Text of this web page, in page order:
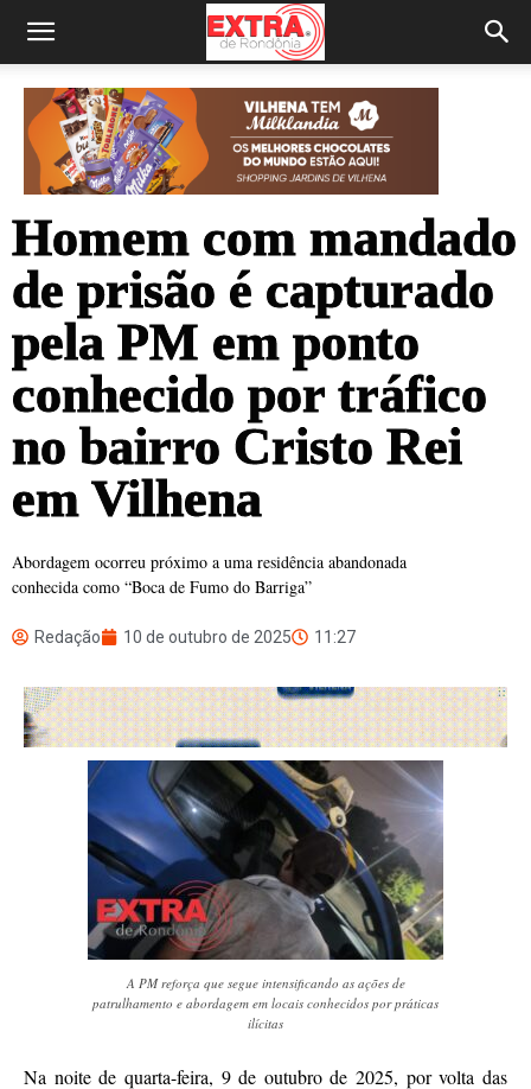
Homem com mandado
de prisão é capturado
pela PM em ponto
conhecido por tráfico
no bairro Cristo Rei
em Vilhena
Abordagem ocorreu próximo a uma residência abandonada
conhecida como “Boca de Fumo do Barriga”
Redação 10 de outubro de 2025 11:27
A PM reforça que segue intensificando as ações de
patrulhamento e abordagem em locais conhecidos por práticas
ilícitas
Na noite de quarta-feira, 9 de outubro de 2025, por volta das